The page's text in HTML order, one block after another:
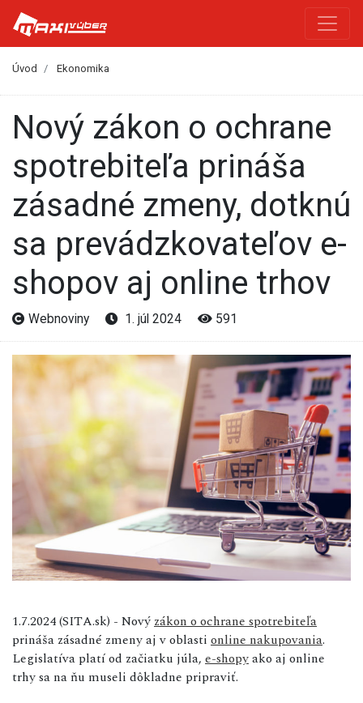
Úvod Ekonomika
Nový zákon o ochrane
spotrebiteľa prináša
zásadné zmeny, dotknú
sa prevádzkovateľov e-
shopov aj online trhov
Webnoviny 1. júl 2024 591
1.7.2024 (SITA.sk) - Nový zákon o ochrane spotrebiteľa
prináša zásadné zmeny aj v oblasti online nakupovania.
Legislatíva platí od začiatku júla, e-shopyako aj online
trhy sa na ňu museli dôkladne pripraviť.